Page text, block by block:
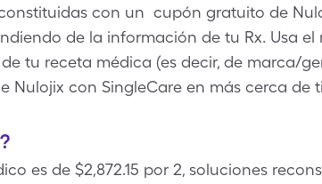
con un cupón gratuito de
de la información de tu Rx. Usa el
tu receta médica (es decir, de marca/
Nulojix con SingleCare en más cerca de
es de $2,872.15 por 2, soluciones